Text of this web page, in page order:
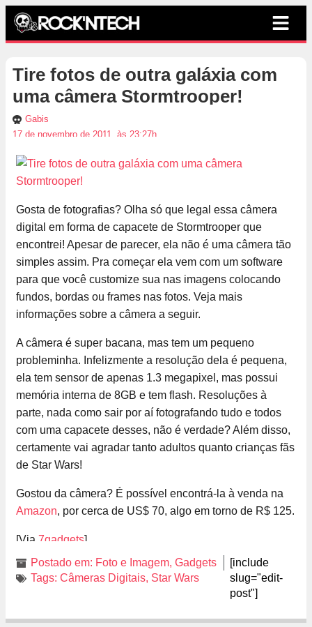
Tire fotos de outra galáxia com
uma câmera Stormtrooper!
Gabis
17 de novembro de 2011, às 23:27h
Gosta de fotografias? Olha só que legal essa câmera
digital em forma de capacete de Stormtrooper que
encontrei! Apesar de parecer, ela não é uma câmera tão
simples assim. Pra começar ela vem com um software
para que você customize sua nas imagens colocando
fundos, bordas ou frames nas fotos. Veja mais
informações sobre a câmera a seguir.
A câmera é super bacana, mas tem um pequeno
probleminha. Infelizmente a resolução dela é pequena,
ela tem sensor de apenas 1.3 megapixel, mas possui
memória interna de 8GB e tem flash. Resoluções à
parte, nada como sair por aí fotografando tudo e todos
com uma capacete desses, não é verdade? Além disso,
certamente vai agradar tanto adultos quanto crianças fãs
de Star Wars!
Gostou da câmera? É possível encontrá-la à venda na
Amazon, por cerca de US$ 70, algo em torno de R$ 125.
[Via 7gadgets]
Postado em: Foto e Imagem, Gadgets
Tags: Câmeras Digitais, Star Wars
[include
slug="edit-
post"]